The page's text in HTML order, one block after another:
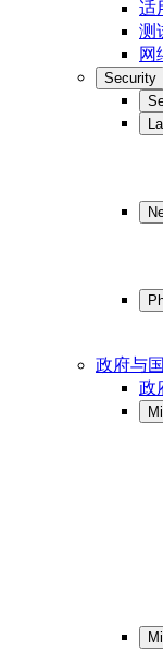
适
测
网
Security
政府与
政